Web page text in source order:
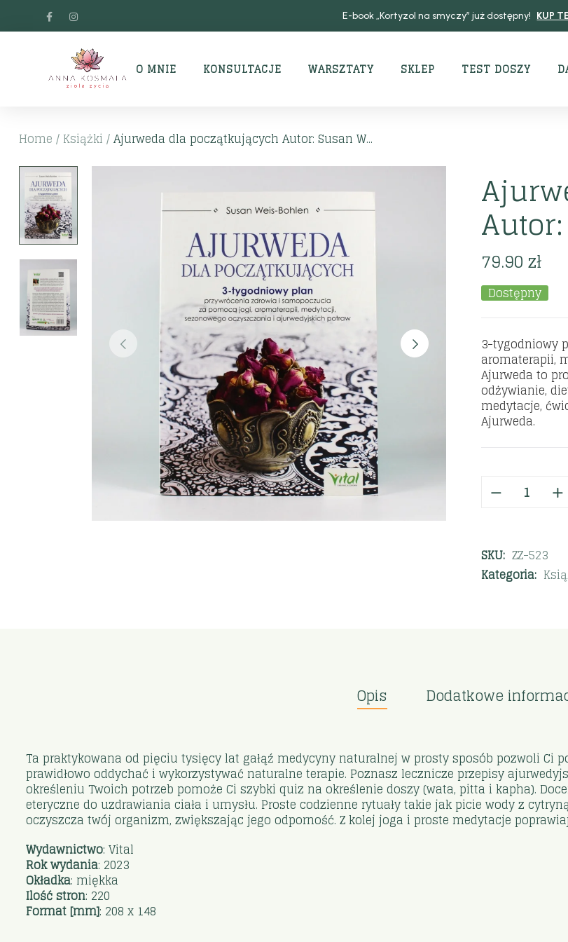
E-book „Kortyzol na smyczy” już dostępny! KUP
O MNIE KONSULTACJE WARSZTATY SKLEP TEST DOSZY
Home / Książki /Ajurweda dla początkujących Autor: Susan W...
79.90zł
Dostępny
3-tygodniowy
aromaterapii,
Ajurweda to
odżywianie,
medytacje,
Ajurweda.
SKU: ZZ-523
Kategoria:
Opis Dodatkowe
Ta praktykowana od pięciu tysięcy lat gałąź medycyny naturalnej w prosty sposób pozwoli Ci
prawidłowo oddychać i wykorzystywać naturalne terapie. Poznasz lecznicze przepisy
określeniu Twoich potrzeb pomoże Ci szybki quiz na określenie doszy (wata, pitta i kapha).
eteryczne do uzdrawiania ciała i umysłu. Proste codzienne rytuały takie jak picie wody z
oczyszcza twój organizm, zwiększając jego odporność. Z kolej joga i proste medytacje
Wydawnictwo: Vital
Rok wydania: 2023
Okładka: miękka
Ilość stron: 220
Format [mm]: 208 x 148